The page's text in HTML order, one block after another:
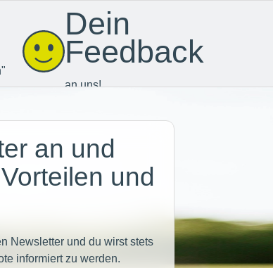
Dein
Feedback
an uns!
an und
und
Newsletter und du wirst stets
informiert zu werden.